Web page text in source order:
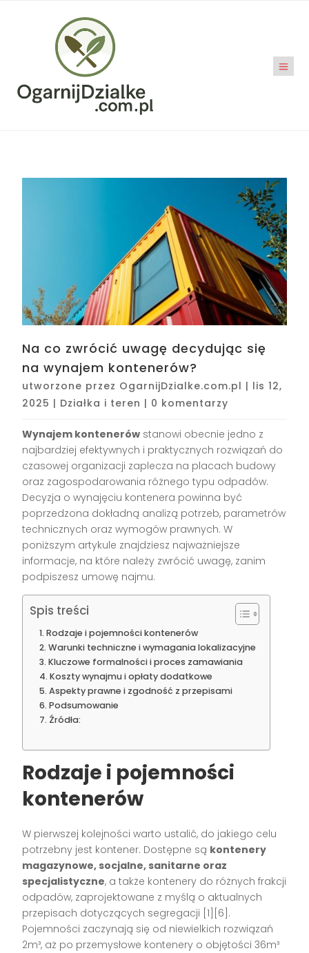
Na co zwrócić uwagę decydując się
na wynajem kontenerów?
utworzone przez OgarnijDzialke.com.pl | lis 12,
2025 | Działka i teren | 0 komentarzy
Wynajem kontenerów stanowi obecnie jedno z
najbardziej efektywnych i praktycznych rozwiązań do
czasowej organizacji zaplecza na placach budowy
oraz zagospodarowania różnego typu odpadów.
Decyzja o wynajęciu kontenera powinna być
poprzedzona dokładną analizą potrzeb, parametrów
technicznych oraz wymogów prawnych. W
poniższym artykule znajdziesz najważniejsze
informacje, na które należy zwrócić uwagę, zanim
podpiszesz umowę najmu.
Spis treści
Rodzaje i pojemności kontenerów
Warunki techniczne i wymagania lokalizacyjne
Kluczowe formalności i proces zamawiania
Koszty wynajmu i opłaty dodatkowe
Aspekty prawne i zgodność z przepisami
Podsumowanie
Źródła:
Rodzaje i pojemności
kontenerów
W pierwszej kolejności warto ustalić, do jakiego celu
potrzebny jest kontener. Dostępne są kontenery
magazynowe, socjalne, sanitarne oraz
specjalistyczne, a także kontenery do różnych frakcji
odpadów, zaprojektowane z myślą o aktualnych
przepisach dotyczących segregacji [1][6].
Pojemności zaczynają się od niewielkich rozwiązań
2m³, aż po przemysłowe kontenery o objętości 36m³